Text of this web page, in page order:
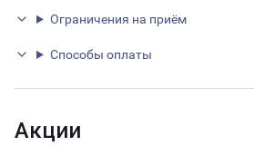
Ограничения на приём
Способы оплаты
Акции